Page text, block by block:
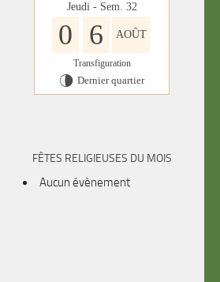
Jeudi - Sem. 32
0 6 AOÛT
Transfiguration
U Dernier quartier
FÊTES RELIGIEUSES DU MOIS
Aucun évènement